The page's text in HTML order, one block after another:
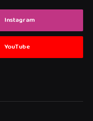
Instagram
YouTube